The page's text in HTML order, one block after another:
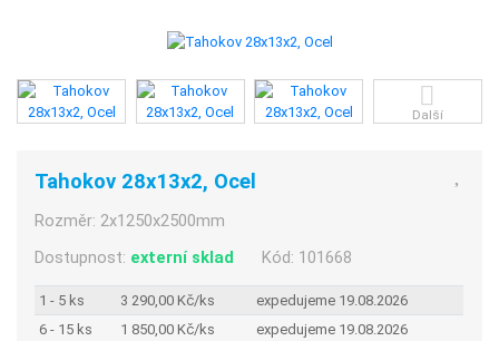
Další
Tahokov 28x13x2, Ocel
Rozměr: 2x1250x2500mm
Dostupnost: externí sklad Kód: 101668
1 - 5 ks 3 290,00 Kč/ks
expedujeme 19.08.2026
6 - 15 ks
1 850,00 Kč/ks
expedujeme 19.08.2026